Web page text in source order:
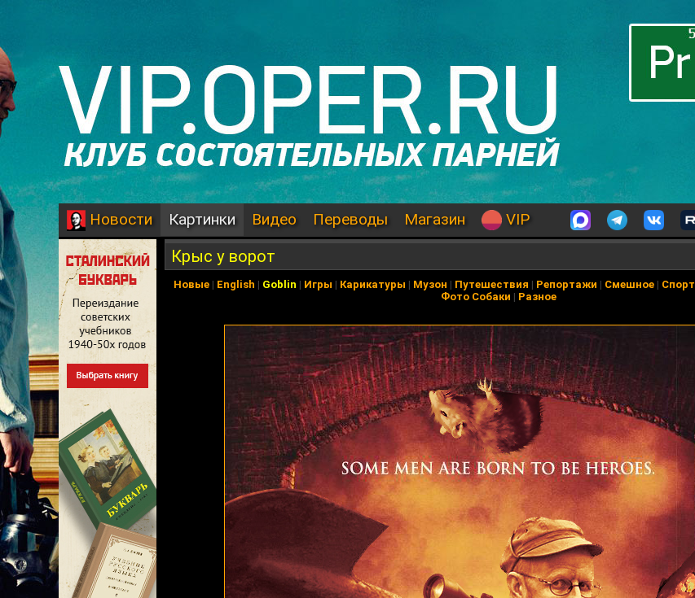
Новости Картинки Видео Переводы Магазин VIP
Крыс у ворот
Новые| English | Goblin | Игры | Карикатуры | Музон | Путешествия | Репортажи | Смешное| Спорт
Фото Собаки | Разное